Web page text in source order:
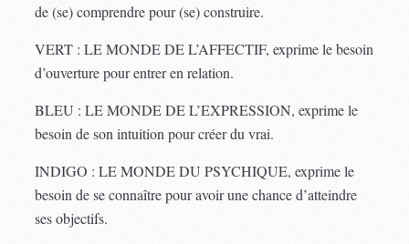
de (se) comprendre pour (se) construire.
VERT : LE MONDE DE L’AFFECTIF, exprime le besoin
d’ouverture pour entrer en relation.
BLEU : LE MONDE DE L’EXPRESSION, exprime le
besoin de son intuition pour créer du vrai.
INDIGO : LE MONDE DU PSYCHIQUE, exprime le
besoin de se connaître pour avoir une chance d’atteindre
ses objectifs.